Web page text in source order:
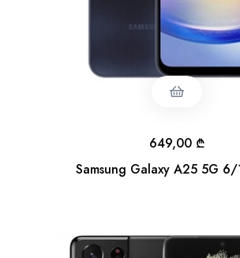
Samsung Galaxy A25 5G
649,00 ₾